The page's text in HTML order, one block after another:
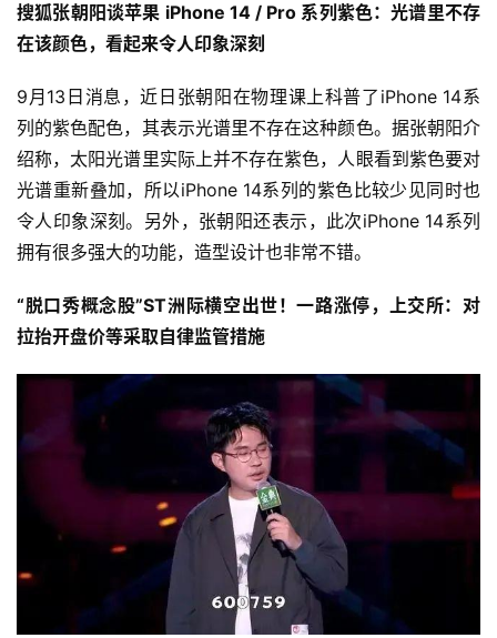
搜狐张朝阳谈苹果 iPhone 14 / Pro 系列紫色：光谱里不存
在该颜色，看起来令人印象深刻
9月13日消息，近日张朝阳在物理课上科普了iPhone 14系
列的紫色配色，其表示光谱里不存在这种颜色。据张朝阳介
绍称，太阳光谱里实际上并不存在紫色，人眼看到紫色要对
光谱重新叠加，所以iPhone 14系列的紫色比较少见同时也
令人印象深刻。另外，张朝阳还表示，此次iPhone 14系列
拥有很多强大的功能，造型设计也非常不错。
“脱口秀概念股”ST洲际横空出世！一路涨停，上交所：对
拉抬开盘价等采取自律监管措施